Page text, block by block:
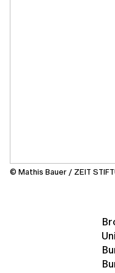
© Mathis Bauer / ZEIT